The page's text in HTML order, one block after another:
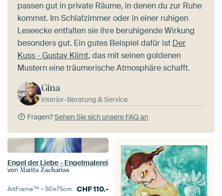
passen gut in private Räume, in denen du zur Ruhe
kommst. Im Schlafzimmer oder in einer ruhigen
Leseecke entfalten sie ihre beruhigende Wirkung
besonders gut. Ein gutes Beispiel dafür ist Der
Kuss - Gustav Klimt, das mit seinen goldenen
Mustern eine träumerische Atmosphäre schafft.
Gina
Interior-Beratung & Service
Fragen?Sehen Sie sich unsere FAQ an
Engel der Liebe - Engelmalerei
von Marita Zacharias
ArtFrame™ –50×75cm CHF110.-